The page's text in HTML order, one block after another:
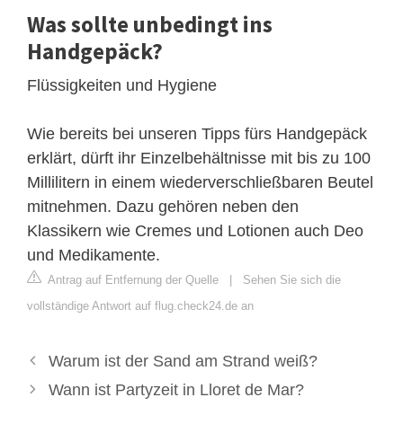
Was sollte unbedingt ins
Handgepäck?
Flüssigkeiten und Hygiene
Wie bereits bei unseren Tipps fürs Handgepäck
erklärt, dürft ihr Einzelbehältnisse mit bis zu 100
Millilitern in einem wiederverschließbaren Beutel
mitnehmen. Dazu gehören neben den
Klassikern wie Cremes und Lotionen auch Deo
und Medikamente.
Antrag auf Entfernung der Quelle | Sehen Sie sich die
vollständige Antwort auf flug.check24.de an
Warum ist der Sand am Strand weiß?
Wann ist Partyzeit in Lloret de Mar?